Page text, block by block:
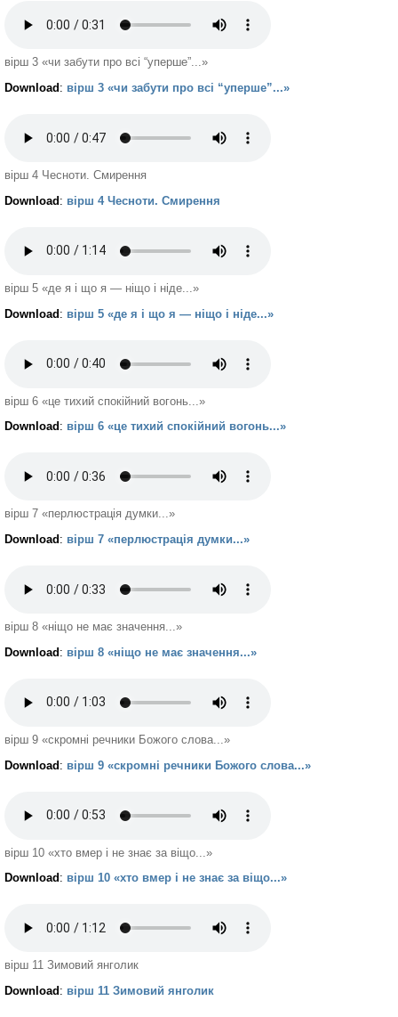
вірш 3 «чи забути про всі “уперше”...»
Download : вірш 3 «чи забути про всі “уперше”...»
вірш 4 Чесноти. Смирення
Download : вірш 4 Чесноти. Смирення
вірш 5 «де я і що я — ніщо і ніде...»
Download: вірш 5 «де я і що я — ніщо і ніде...»
вірш 6 «це тихий спокійний вогонь...»
Download : вірш 6 «це тихий спокійний вогонь...»
вірш 7 «перлюстрація думки...»
Download : вірш 7 «перлюстрація думки...»
вірш 8 «ніщо не має значення...»
Download : вірш 8 «ніщо не має значення...»
вірш 9 «скромні речники Божого слова...»
Download: вірш 9 «скромні речники Божого слова...»
вірш 10 «хто вмер і не знає за віщо...»
Download : вірш 10 «хто вмер і не знає за віщо...»
вірш 11 Зимовий янголик
Download : вірш 11 Зимовий янголик